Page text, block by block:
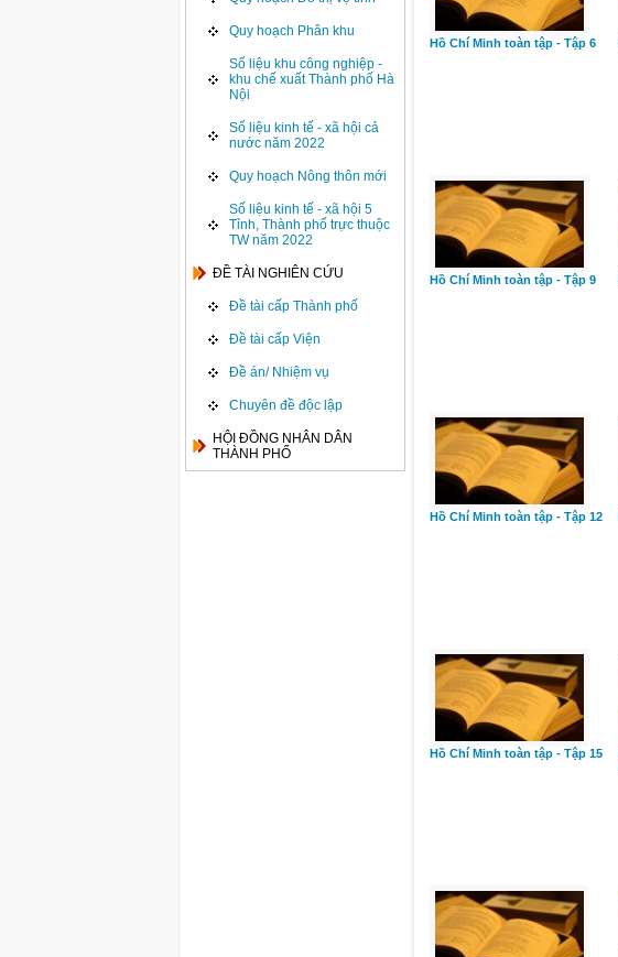
Quy hoạch Phân khu
Số liệu khu công nghiệp -
khu chế xuất Thành phố Hà
Nội
Số liệu kinh tế - xã hội cả
nước năm 2022
Quy hoạch Nông thôn mới
Số liệu kinh tế - xã hội 5
Tỉnh, Thành phố trực thuộc
TW năm 2022
ĐỀ TÀI NGHIÊN CỨU
Đề tài cấp Thành phố
Đề tài cấp Viện
Đề án/ Nhiệm vụ
Chuyên đề độc lập
HỘI ĐỒNG NHÂN DÂN
THÀNH PHỐ
Hồ Chí Minh toàn tập - Tập 6
Hồ Chí Minh toàn tập - Tập 9
Hồ Chí Minh toàn tập - Tập 12
Hồ Chí Minh toàn tập - Tập 15